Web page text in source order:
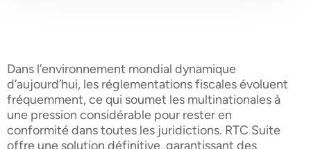
Dans l’environnement mondial dynamique
d’aujourd’hui, les réglementations fiscales évoluent
fréquemment, ce qui soumet les multinationales à
une pression considérable pour rester en
conformité dans toutes les juridictions. RTC Suite
offre une solution définitive, garantissant des